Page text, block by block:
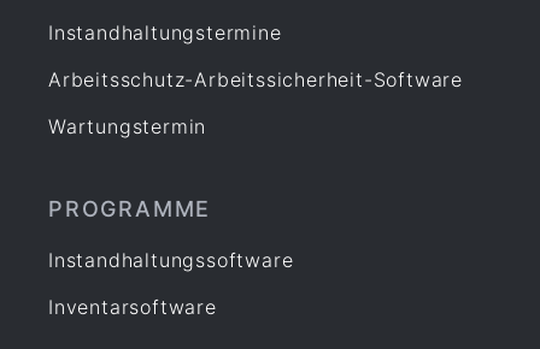
Instandhaltungstermine
Arbeitsschutz-Arbeitssicherheit-Software
Wartungstermin
PROGRAMME
Instandhaltungssoftware
Inventarsoftware